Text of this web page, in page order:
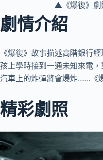
▲《爆復》劇
劇情介紹
《爆復》故事描述高階銀行
孩上學時接到一通未知來電
汽車上的炸彈將會爆炸……《
精彩劇照